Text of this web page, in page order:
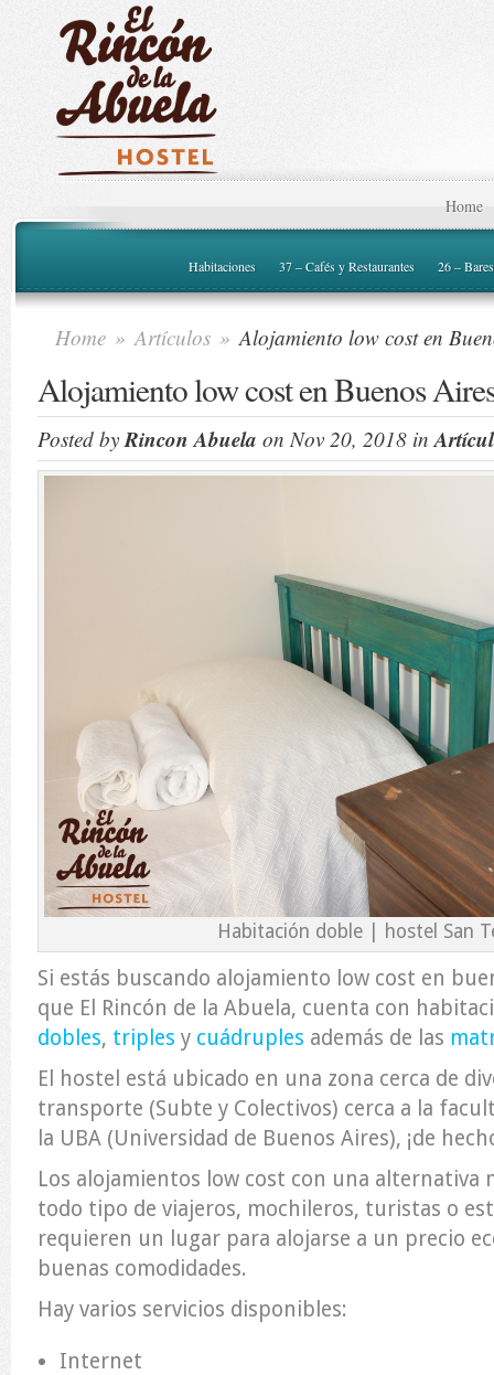
Home
Habitaciones 37 – Cafés y Restaurantes 26 –
Home » Artículos » Alojamiento low cost en
Alojamiento low cost en Buenos
Posted byRincon Abuela on Nov 20, 2018 in
Habitación doble | hostel San
Si estás buscando alojamiento low cost en
que El Rincón de la Abuela, cuenta con
dobles, triples y cuádruples además de las
El hostel está ubicado en una zona cerca de
transporte (Subte y Colectivos) cerca a la
la UBA (Universidad de Buenos Aires), ¡de
Los alojamientos low cost con una alternativa
todo tipo de viajeros, mochileros, turistas o
requieren un lugar para alojarse a un precio
buenas comodidades.
Hay varios servicios disponibles:
Internet